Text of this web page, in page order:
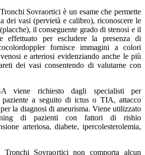
Sovraortici è un esame che permette
dei vasi (pervietà e calibro), riconoscere le
il conseguente grado di stenosi e il
effettuato per escludere la presenza di
fornisce immagini a colori
e arteriosi evidenziando anche le più
dei vasi consentendo di valutarne con
viene richiesto dagli specialisti per
paziente a seguito di ictus o TIA, attacco
la diagnosi di aneurisma. Viene utilizzato
di pazienti con fattori di rishio
arteriosa, diabete, ipercolesterolemia,
Tronchi Sovraortici non comporta alcun